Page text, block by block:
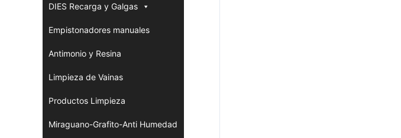
DIES Recarga y Galgas
Empistonadores manuales
Antimonio y Resina
Limpieza de Vainas
Productos Limpieza
Miraguano-Grafito-Anti Humedad